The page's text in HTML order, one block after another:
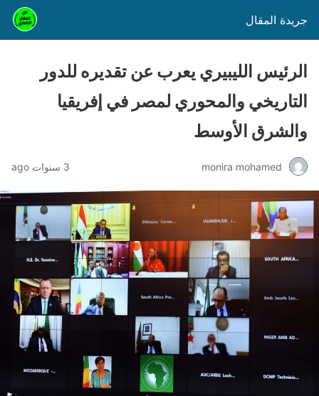
جريدة المقال
الرئيس الليبيري يعرب عن تقديره للدور
التاريخي والمحوري لمصر في إفريقيا
والشرق الأوسط
monira mohamed 3 سنوات ago